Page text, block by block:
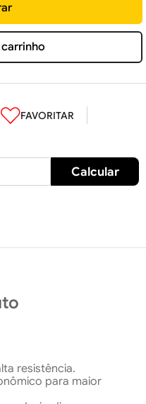
resistência.
para maior